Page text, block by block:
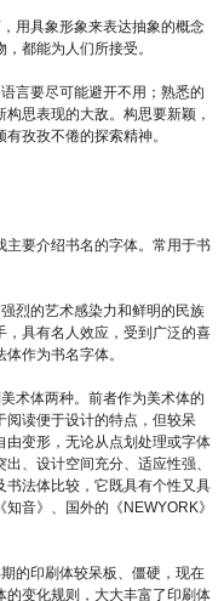
用具象形象来表达抽象的概念
都能为人们所接受。
言要尽可能避开不用；熟悉的
思表现的大敌。构思要新颖，
孜孜不倦的探索精神。
主要介绍书名的字体。常用于书
烈的艺术感染力和鲜明的民族
，具有名人效应，受到广泛的喜
作为书名字体。
术体两种。前者作为美术体的
阅读便于设计的特点，但较呆
由变形，无论从点划处理或字体
、设计空间充分、适应性强、
书法体比较，它既具有个性又具
音》、国外的《NEWYORK》
的印刷体较呆板、僵硬，现在
的变化规则，大大丰富了印刷体